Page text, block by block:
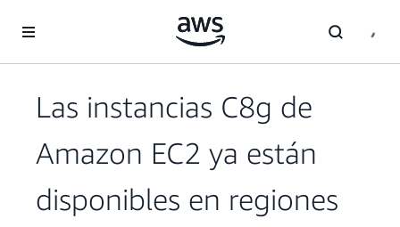
Las instancias C8g de
Amazon EC2 ya están
disponibles en regiones